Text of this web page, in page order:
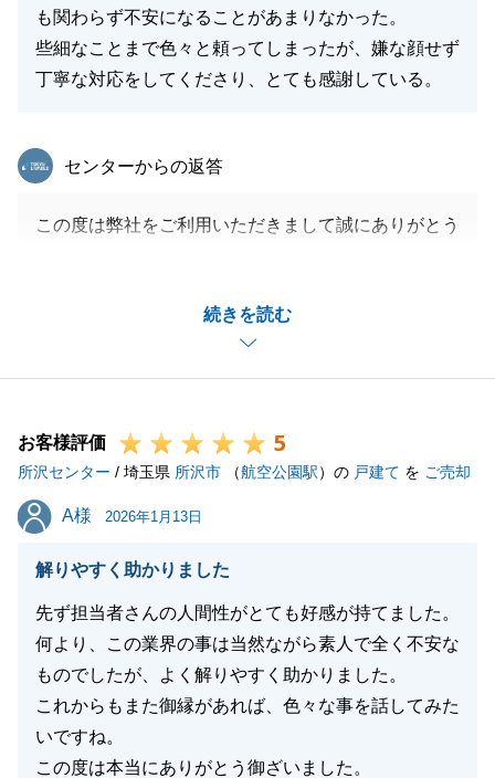
も関わらず不安になることがあまりなかった。
些細なことまで色々と頼ってしまったが、嫌な顔せず
丁寧な対応をしてくださり、とても感謝している。
続きを読む
東急リバブル
センターからの返答
この度は弊社をご利用いただきまして誠にありがとう
いただけたとのことで、私もとても嬉しく思っており
これからのご入居、楽しみですね。今後も何卒よろし
お客様評価 5
所沢センター / 埼玉県 所沢市 （航空公園駅）の 戸建て を ご売却
A様
A様 2026年1月13日
解りやすく助かりました
先ず担当者さんの人間性がとても好感が持てました。
何より、この業界の事は当然ながら素人で全く不安な
ものでしたが、よく解りやすく助かりました。
これからもまた御縁があれば、色々な事を話してみた
いですね。
この度は本当にありがとう御ざいました。